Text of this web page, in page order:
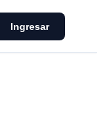
Ingresar